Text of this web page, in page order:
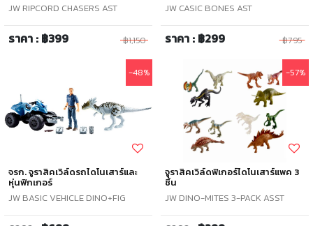
JW RIPCORD CHASERS AST
ราคา : ฿399 ฿1,150
JW CASIC BONES AST
ราคา : ฿299 ฿795
-48%
จรก. จูราสิคเวิล์ดรถไดโนเสาร์และ
หุ่นฟิกเกอร์
JW BASIC VEHICLE DINO+FIG
-57%
จูราสิคเวิล์ดฟิเกอร์ไดโนเสาร์แพค 3
ชิ้น
JW DINO-MITES 3-PACK ASST